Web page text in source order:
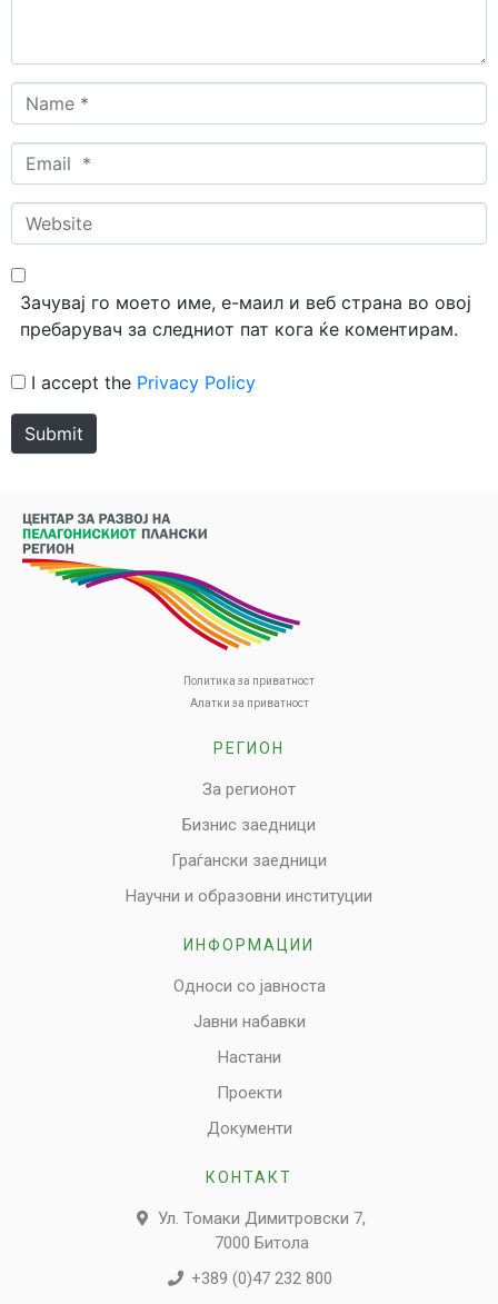
Name
*
Email
*
Website
Зачувај го моето име, е-маил и веб страна во овој
пребарувач за следниот пат кога ќе коментирам.
I accept the Privacy Policy
Submit
Политика за приватност
Алатки за приватност
РЕГИОН
За регионот
Бизнис заедници
Граѓански заедници
Научни и образовни институции
ИНФОРМАЦИИ
Односи со јавноста
Јавни набавки
Настани
Проекти
Документи
КОНТАКТ
Ул. Томаки Димитровски 7,
7000 Битола
+389 (0)47 232 800